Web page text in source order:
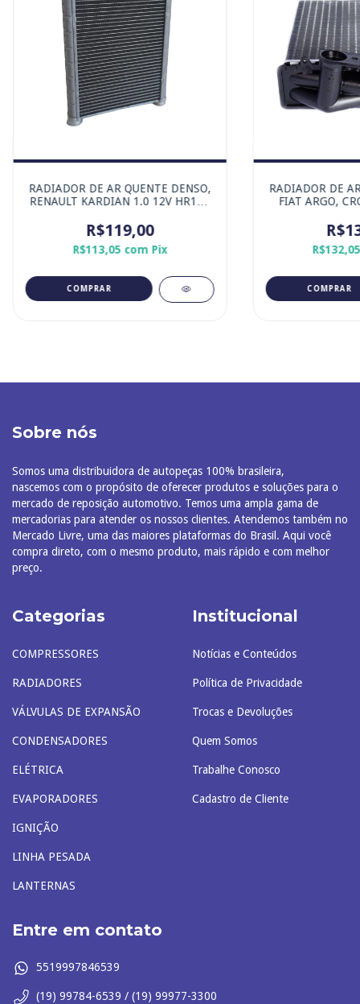
RADIADOR DE AR QUENTE DENSO,
RENAULT KARDIAN 1.0 12V HR10 /
R$119,00
R$113,05 com Pix
RADIADOR DE
FIAT ARGO,
Sobre nós
Somos uma distribuidora de autopeças 100% brasileira,
nascemos com o propósito de oferecer produtos e soluções para o
mercado de reposição automotivo. Temos uma ampla gama de
mercadorias para atender os nossos clientes. Atendemos também no
Mercado Livre, uma das maiores plataformas do Brasil. Aqui você
compra direto, com o mesmo produto, mais rápido e com melhor
preço.
Categorias
COMPRESSORES
RADIADORES
VÁLVULAS DE EXPANSÃO
CONDENSADORES
ELÉTRICA
EVAPORADORES
IGNIÇÃO
LINHA PESADA
LANTERNAS
Institucional
Notícias e Conteúdos
Política de Privacidade
Trocas e Devoluções
Quem Somos
Trabalhe Conosco
Cadastro de Cliente
Entre em contato
5519997846539
(19) 99784-6539 / (19) 99977-3300